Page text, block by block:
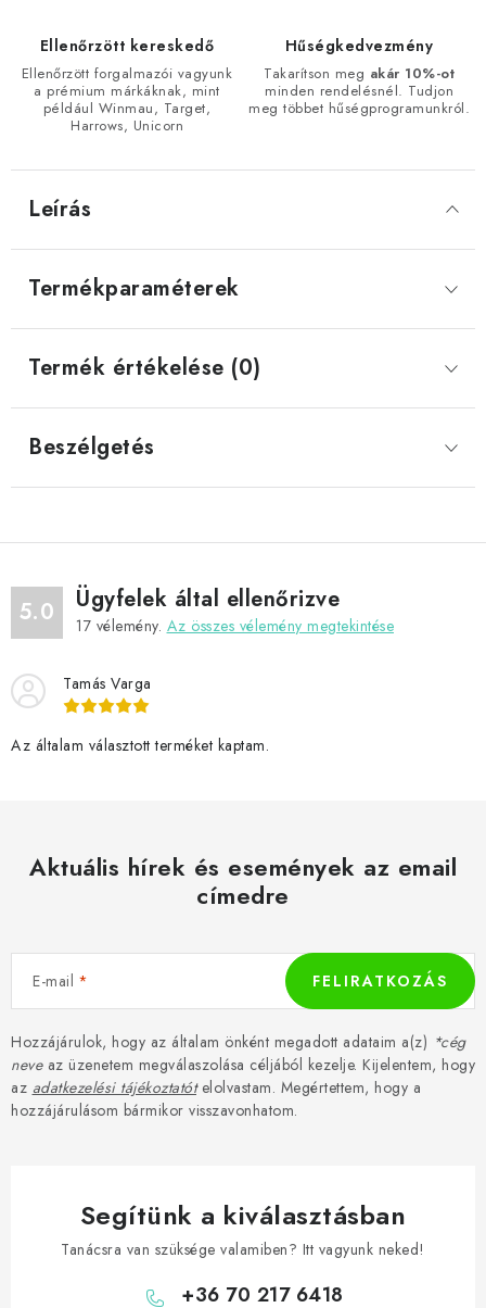
Ellenőrzött kereskedő
Ellenőrzött forgalmazói vagyunk
a prémium márkáknak, mint
például Winmau, Target,
Harrows, Unicorn
Hűségkedvezmény
Takarítson meg akár 10%-ot
minden rendelésnél. Tudjon
meg többet hűségprogramunkról.
Leírás
Termékparaméterek
Termék értékelése (0)
Beszélgetés
5.0 Ügyfelek által ellenőrizve
17 vélemény. Az összes vélemény megtekintése
Tamás Varga
Az általam választott terméket kaptam.
Aktuális hírek és események az email
címedre
E-mail
Hozzájárulok, hogy az általam önként megadott adataim a(z) *cég
neveaz üzenetem megválaszolása céljából kezelje. Kijelentem, hogy
az adatkezelési tájékoztatótelolvastam. Megértettem, hogy a
hozzájárulásom bármikor visszavonhatom.
FELIRATKOZÁS
Segítünk a kiválasztásban
Tanácsra van szüksége valamiben? Itt vagyunk neked!
+36 70 217 6418